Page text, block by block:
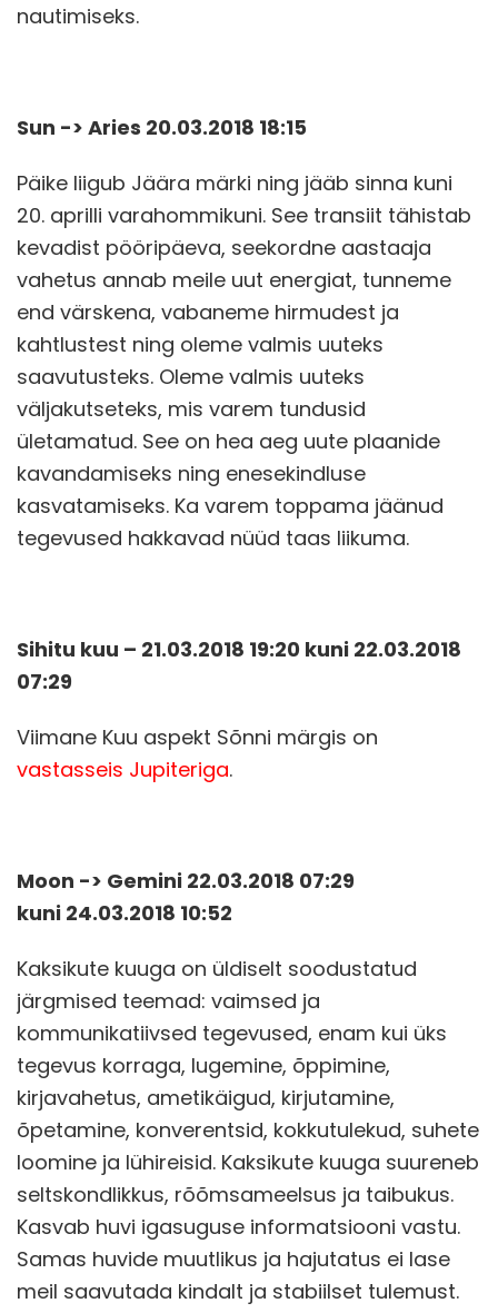
nautimiseks.
Sun -> Aries 20.03.2018 18:15
Päike liigub Jäära märki ning jääb sinna kuni
20. aprilli varahommikuni. See transiit tähistab
kevadist pööripäeva, seekordne aastaaja
vahetus annab meile uut energiat, tunneme
end värskena, vabaneme hirmudest ja
kahtlustest ning oleme valmis uuteks
saavutusteks. Oleme valmis uuteks
väljakutseteks, mis varem tundusid
ületamatud. See on hea aeg uute plaanide
kavandamiseks ning enesekindluse
kasvatamiseks. Ka varem toppama jäänud
tegevused hakkavad nüüd taas liikuma.
Sihitu kuu – 21.03.2018 19:20 kuni 22.03.2018
07:29
Viimane Kuu aspekt Sõnni märgis on
vastasseis Jupiteriga.
Moon -> Gemini 22.03.2018 07:29
kuni 24.03.2018 10:52
Kaksikute kuuga on üldiselt soodustatud
järgmised teemad: vaimsed ja
kommunikatiivsed tegevused, enam kui üks
tegevus korraga, lugemine, õppimine,
kirjavahetus, ametikäigud, kirjutamine,
õpetamine, konverentsid, kokkutulekud, suhete
loomine ja lühireisid. Kaksikute kuuga suureneb
seltskondlikkus, rõõmsameelsus ja taibukus.
Kasvab huvi igasuguse informatsiooni vastu.
Samas huvide muutlikus ja hajutatus ei lase
meil saavutada kindalt ja stabiilset tulemust.